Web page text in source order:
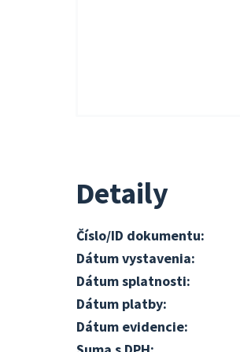
Detaily
Číslo/ID dokumentu:
Dátum vystavenia:
Dátum splatnosti:
Dátum platby:
Dátum evidencie: